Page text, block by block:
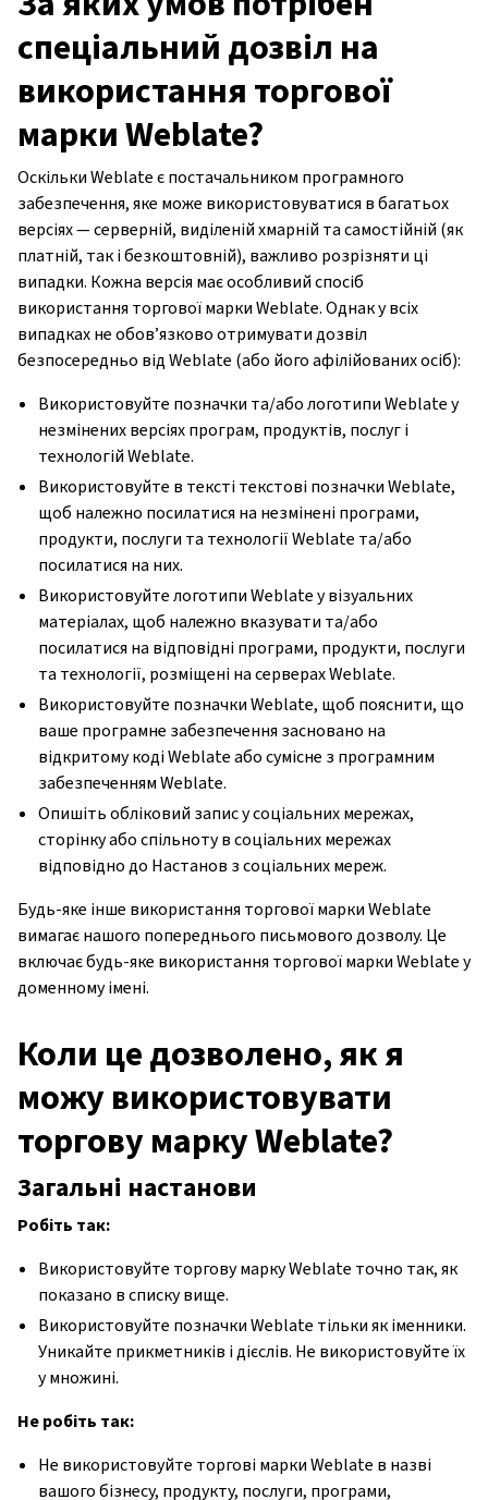
спеціальний дозвіл на
використання торгової
марки Weblate?
Оскільки Weblate є постачальником програмного
забезпечення, яке може використовуватися в багатьох
версіях — серверній, виділеній хмарній та самостійній (як
платній, так і безкоштовній), важливо розрізняти ці
випадки. Кожна версія має особливий спосіб
використання торгової марки Weblate. Однак у всіх
випадках не обов’язково отримувати дозвіл
безпосередньо від Weblate (або його афілійованих осіб):
Використовуйте позначки та/або логотипи Weblate у
незмінених версіях програм, продуктів, послуг і
технологій Weblate.
Використовуйте в тексті текстові позначки Weblate,
щоб належно посилатися на незмінені програми,
продукти, послуги та технології Weblate та/або
посилатися на них.
Використовуйте логотипи Weblate у візуальних
матеріалах, щоб належно вказувати та/або
посилатися на відповідні програми, продукти, послуги
та технології, розміщені на серверах Weblate.
Використовуйте позначки Weblate, щоб пояснити, що
ваше програмне забезпечення засновано на
відкритому коді Weblate або сумісне з програмним
забезпеченням Weblate.
Опишіть обліковий запис у соціальних мережах,
сторінку або спільноту в соціальних мережах
відповідно до Настанов з соціальних мереж.
Будь-яке інше використання торгової марки Weblate
вимагає нашого попереднього письмового дозволу. Це
включає будь-яке використання торгової марки Weblate у
доменному імені.
Коли це дозволено, як я
можу використовувати
торгову марку Weblate?
Загальні настанови
Робіть так:
Використовуйте торгову марку Weblate точно так, як
показано в списку вище.
Використовуйте позначки Weblate тільки як іменники.
Уникайте прикметників і дієслів. Не використовуйте їх
у множині.
Не робіть так:
Не використовуйте торгові марки Weblate в назві
вашого бізнесу, продукту, послуги, програми,